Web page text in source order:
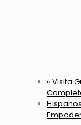
« Visita